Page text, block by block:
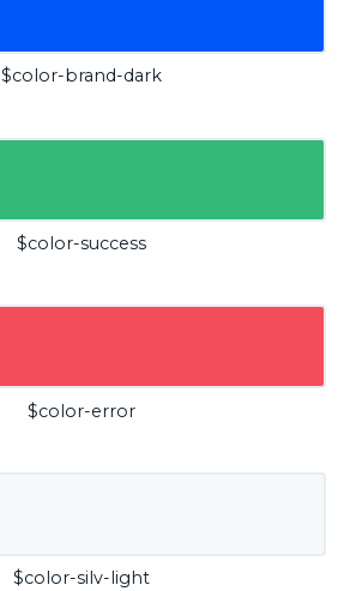
$color-brand-dark
$color-success
$color-error
$color-silv-light